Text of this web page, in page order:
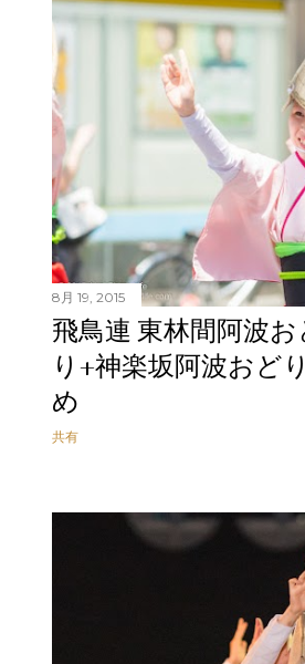
8月 19, 2015
飛鳥連 東林間阿波
り+神楽坂阿波おど
め
共有